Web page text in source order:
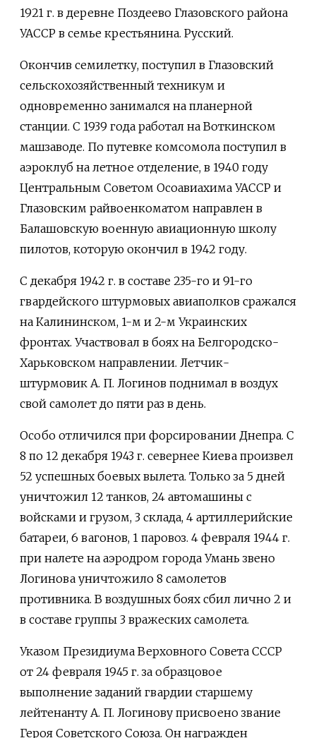
1921 г. в деревне Поздеево Глазовского района
УАССР в семье крестьянина. Русский.
Окончив семилетку, поступил в Глазовский
сельскохозяйственный техникум и
одновременно занимался на планерной
станции. С 1939 года работал на Воткинском
машзаводе. По путевке комсомола поступил в
аэроклуб на летное отделение, в 1940 году
Центральным Советом Осоавиахима УАССР и
Глазовским райвоенкоматом направлен в
Балашовскую военную авиационную школу
пилотов, которую окончил в 1942 году.
С декабря 1942 г. в составе 235-го и 91-го
гвардейского штурмовых авиаполков сражался
на Калининском, 1-м и 2-м Украинских
фронтах. Участвовал в боях на Белгородско-
Харьковском направлении. Летчик-
штурмовик А. П. Логинов поднимал в воздух
свой самолет до пяти раз в день.
Особо отличился при форсировании Днепра. С
8 по 12 декабря 1943 г. севернее Киева произвел
52 успешных боевых вылета. Только за 5 дней
уничтожил 12 танков, 24 автомашины с
войсками и грузом, 3 склада, 4 артиллерийские
батареи, 6 вагонов, 1 паровоз. 4 февраля 1944 г.
при налете на аэродром города Умань звено
Логинова уничтожило 8 самолетов
противника. В воздушных боях сбил лично 2 и
в составе группы 3 вражеских самолета.
Указом Президиума Верховного Совета СССР
от 24 февраля 1945 г. за образцовое
выполнение заданий гвардии старшему
лейтенанту А. П. Логинову присвоено звание
Героя Советского Союза. Он награжден